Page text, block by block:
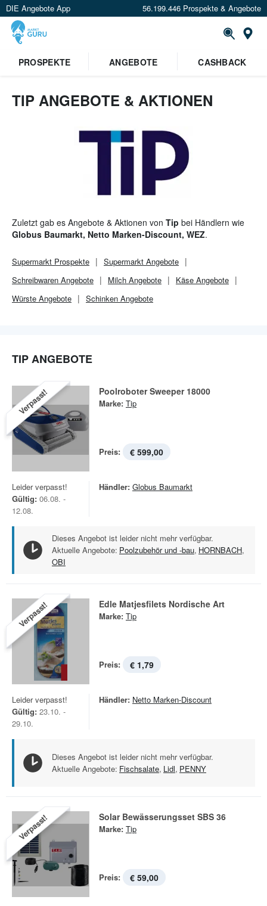
DIE Angebote App 56.199.446 Prospekte & Angebote
PROSPEKTE
ANGEBOTE CASHBACK
TIP ANGEBOTE & AKTIONEN
Zuletzt gab es Angebote & Aktionen von Tip bei Händlern wie
Globus Baumarkt, Netto Marken-Discount, WEZ.
Supermarkt Prospekte Supermarkt Angebote
Schreibwaren Angebote
Milch Angebote
Käse Angebote
Würste Angebote
Schinken Angebote
TIP ANGEBOTE
Verpasst! Poolroboter Sweeper 18000
Marke: Tip
Preis: € 599,00
Leider verpasst!
Gültig: 06.08. -
12.08.
Händler: Globus Baumarkt
Dieses Angebot ist leider nicht mehr verfügbar.
Aktuelle Angebote: Poolzubehör und -bau, HORNBACH,
OBI
Verpasst! Edle Matjesfilets Nordische Art
Marke: Tip
Preis: € 1,79
Leider verpasst!
Gültig: 23.10. -
29.10.
Händler: Netto Marken-Discount
Dieses Angebot ist leider nicht mehr verfügbar.
Aktuelle Angebote: Fischsalate, Lidl, PENNY
Verpasst! Solar Bewässerungsset SBS 36
Marke: Tip
Preis: € 59,00